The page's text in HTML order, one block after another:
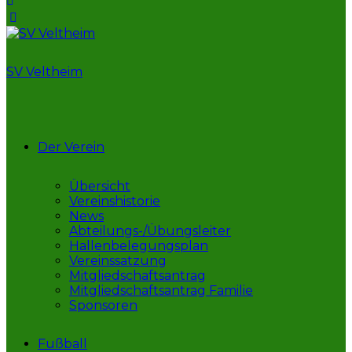
SV Veltheim
Der Verein
Übersicht
Vereinshistorie
News
Abteilungs-/Übungsleiter
Hallenbelegungsplan
Vereinssatzung
Mitgliedschaftsantrag
Mitgliedschaftsantrag Familie
Sponsoren
Fußball